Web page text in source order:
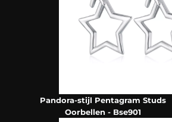
Pandora-stijl Pentagram Studs
Oorbellen - Bse901